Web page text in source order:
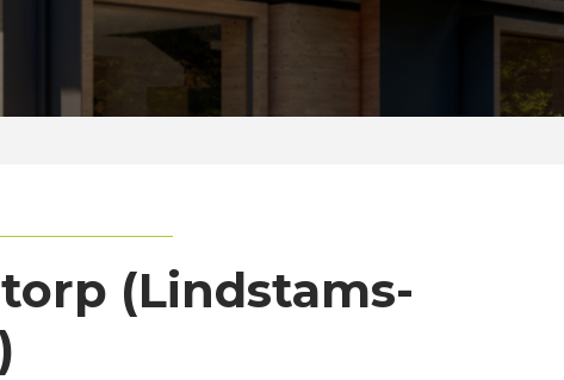
(Lindstams-